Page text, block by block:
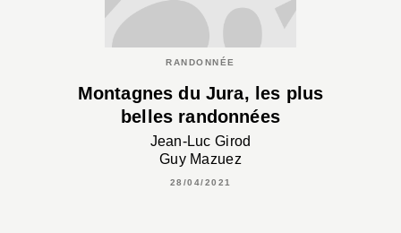
RANDONNÉE
Montagnes du Jura, les plus
belles randonnées
Jean-Luc Girod
Guy Mazuez
28/04/2021